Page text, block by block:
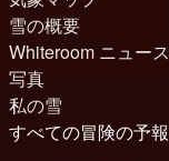
雪の概要
Whiteroom ニュース
写真
私の雪
すべての冒険の予報